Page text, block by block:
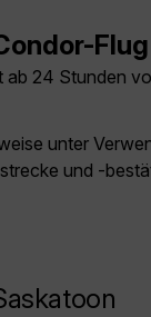
ab 24 Stunden
unter
und -